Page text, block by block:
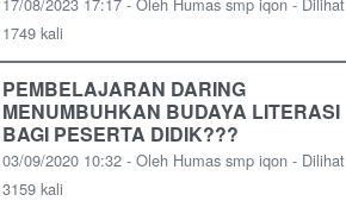
1749 kali
PEMBELAJARAN DARING
MENUMBUHKAN BUDAYA LITERASI
BAGI PESERTA DIDIK???
03/09/2020 10:32 - Oleh Humas smp iqon - Dilihat
3159 kali